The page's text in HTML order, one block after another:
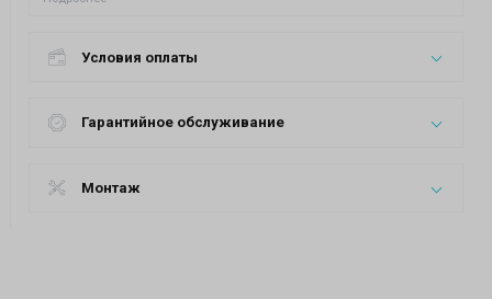
Условия оплаты
Гарантийное обслуживание
Монтаж